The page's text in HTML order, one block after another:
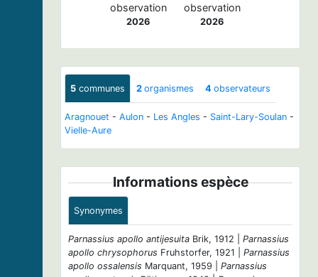
observation
2026
observation
2026
5 communes 2 organismes 4 observateurs
Aragnouet - Aulon - Les Angles - Saint-Lary-Soulan -
Vielle-Aure
Informations espèce
Synonymes
Parnassius apollo antijesuita Brik, 1912 | Parnassius
apollo chrysophorus Fruhstorfer, 1921 | Parnassius
apollo ossalensis Marquant, 1959 | Parnassius